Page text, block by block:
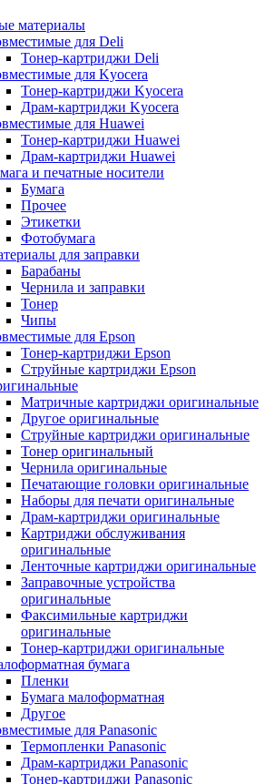
материалы
для Deli
Тонер-картриджи Deli
для Kyocera
Тонер-картриджи Kyocera
Драм-картриджи Kyocera
для Huawei
Тонер-картриджи Huawei
Драм-картриджи Huawei
и печатные носители
Бумага
Прочее
Этикетки
Фотобумага
для заправки
Барабаны
Чернила и заправки
Тонер
Чипы
для Epson
Тонер-картриджи Epson
Струйные картриджи Epson
Матричные картриджи оригинальные
Другое оригинальные
Струйные картриджи оригинальные
Тонер оригинальный
Чернила оригинальные
Печатающие головки оригинальные
Наборы для печати оригинальные
Драм-картриджи оригинальные
Картриджи обслуживания
оригинальные
Ленточные картриджи оригинальные
Заправочные устройства
оригинальные
Факсимильные картриджи
оригинальные
Тонер-картриджи оригинальные
бумага
Пленки
Бумага малоформатная
Другое
для Panasonic
Термопленки Panasonic
Драм-картриджи Panasonic
Тонер-картриджи Panasonic